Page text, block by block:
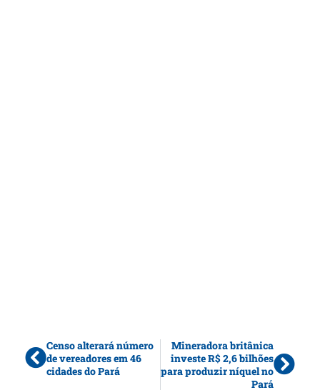
Censo alterará número
de vereadores em 46
cidades do Pará
Mineradora britânica
investe R$ 2,6 bilhões
para produzir níquel no
Pará